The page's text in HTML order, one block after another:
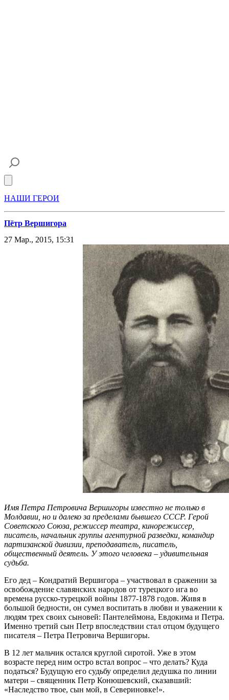
НАШИ ГЕРОИ
Пётр Вершигора
27 Мар., 2015, 15:31
Имя Петра Петровича Вершигоры известно не только в
Молдавии, но и далеко за пределами бывшего СССР. Герой
Советского Союза, режиссер театра, кинорежиссер,
писатель, начальник группы агентурной разведки, командир
партизанской дивизии, преподаватель, писатель,
общественный деятель. У этого человека – удивительная
судьба.
Его дед – Кондратий Вершигора – участвовал в сражении за
освобождение славянских народов от турецкого ига во
времена русско-турецкой войны 1877-1878 годов. Живя в
большой бедности, он сумел воспитать в любви и уважении к
людям трех своих сыновей: Пантелеймона, Евдокима и Петра.
Именно третий сын Петр впоследствии стал отцом будущего
писателя – Петра Петровича Вершигоры.
В 12 лет мальчик остался круглой сиротой. Уже в этом
возрасте перед ним остро встал вопрос – что делать? Куда
податься? Будущую его судьбу определил дедушка по линии
матери – священник Петр Конюшевский, сказавший:
«Наследство твое, сын мой, в Севериновке!».